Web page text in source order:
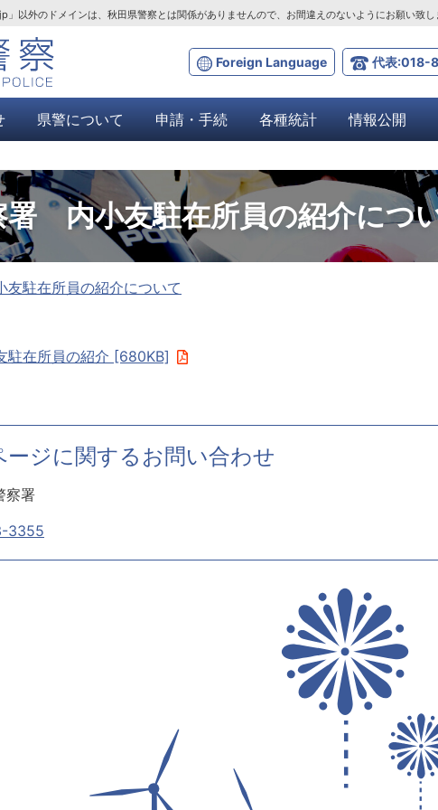
Foreign Language 代表:018-
」以外のドメインは、秋田県警察とは関係がありませんので、お間違えのないようにお願い致し
県警について 申請・手続 各種統計 情報公開
署 内小友駐在所員の紹介につ
駐在所員の紹介について
駐在所員の紹介 [680KB]
ージに関するお問い合わせ
察署
3355